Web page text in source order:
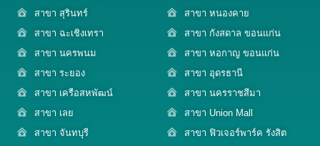
สาขา สุรินทร์
สาขา ฉะเชิงเทรา
สาขา นครพนม
สาขา ระยอง
สาขา เครือสหพัฒน์
สาขา เลย
สาขา จันทบุรี
สาขา หนองคาย
สาขา กังสดาล ขอนแก่น
สาขา หอกาญ ขอนแก่น
สาขา อุดรธานี
สาขา นครราชสีมา
สาขา Union Mall
สาขา ฟิวเจอร์พาร์ค รังสิต